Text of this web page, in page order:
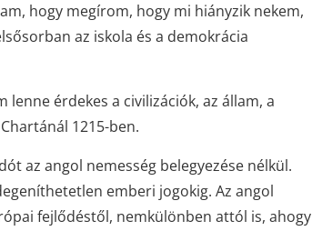
hogy megírom, hogy mi hiányzik nekem,
az iskola és a demokrácia
érdekes a civilizációk, az állam, a
1215-ben.
az angol nemesség belegyezése nélkül.
emberi jogokig. Az angol
fejlődéstől, nemkülönben attól is, ahogy